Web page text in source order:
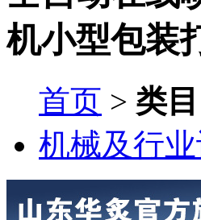
机小型包装
首页 > 类目
机械及行